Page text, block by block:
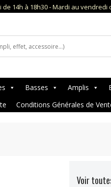
14h à 18h30 - Mardi au vendredi
Basses Amplis
Conditions Générales de
Voir